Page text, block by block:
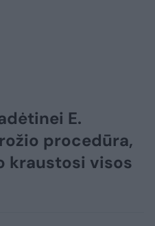
E.
procedūra,
kraustosi visos